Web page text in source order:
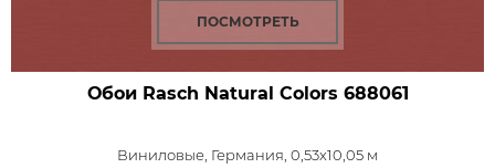
ПОСМОТРЕТЬ
Обои Rasch Natural Colors 688061
Виниловые, Германия, 0,53x10,05 м